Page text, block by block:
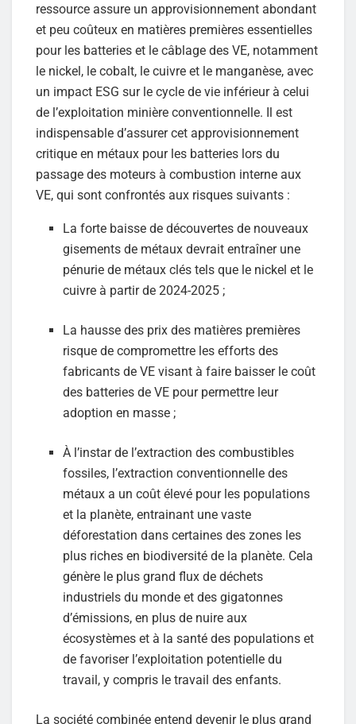
ressource assure un approvisionnement abondant
et peu coûteux en matières premières essentielles
pour les batteries et le câblage des VE, notamment
le nickel, le cobalt, le cuivre et le manganèse, avec
un impact ESG sur le cycle de vie inférieur à celui
de l’exploitation minière conventionnelle. Il est
indispensable d’assurer cet approvisionnement
critique en métaux pour les batteries lors du
passage des moteurs à combustion interne aux
VE, qui sont confrontés aux risques suivants :
La forte baisse de découvertes de nouveaux
gisements de métaux devrait entraîner une
pénurie de métaux clés tels que le nickel et le
cuivre à partir de 2024-2025 ;
La hausse des prix des matières premières
risque de compromettre les efforts des
fabricants de VE visant à faire baisser le coût
des batteries de VE pour permettre leur
adoption en masse ;
À l’instar de l’extraction des combustibles
fossiles, l’extraction conventionnelle des
métaux a un coût élevé pour les populations
et la planète, entrainant une vaste
déforestation dans certaines des zones les
plus riches en biodiversité de la planète. Cela
génère le plus grand flux de déchets
industriels du monde et des gigatonnes
d’émissions, en plus de nuire aux
écosystèmes et à la santé des populations et
de favoriser l’exploitation potentielle du
travail, y compris le travail des enfants.
La société combinée entend devenir le plus grand